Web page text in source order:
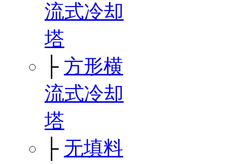
流式冷却
塔
├ 方形横
流式冷却
塔
├ 无填料